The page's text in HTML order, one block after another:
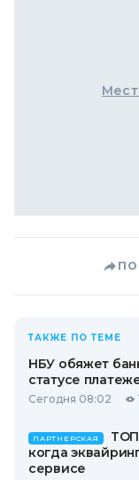
ТАКЖЕ ПО ТЕМЕ
НБУ обяжет
статусе
Сегодня 08:02
ПАРТНЕРСКАЯ
когда
сервисе